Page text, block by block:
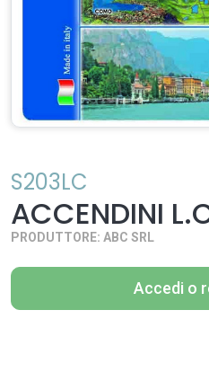
S203LC
ACCENDINI
PRODUTTORE: ABC SRL
Accedi o